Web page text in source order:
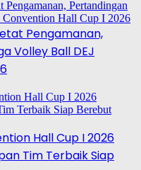
Pengamanan,
Volley Ball DEJ
Hall Cup I 2026
Tim Terbaik Siap